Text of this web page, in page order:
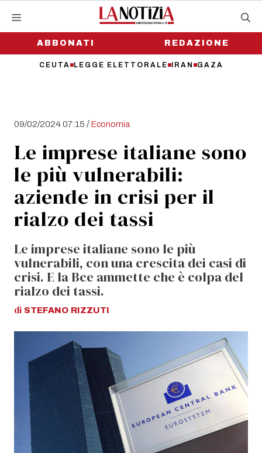
contenutoABBONATI
CEUTA LEGGE ELETTORALE IRAN GAZA
REDAZIONE
09/02/2024 07:15 /Economia
Le imprese italiane sono
le più vulnerabili:
aziende in crisi per il
rialzo dei tassi
Le imprese italiane sono le più
vulnerabili, con una crescita dei casi di
crisi. E la Bce ammette che è colpa del
rialzo dei tassi.
di STEFANO RIZZUTI